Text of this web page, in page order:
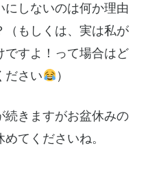
にしないのは何か理由
（もしくは、実は私が
ですよ！って場合はど
ださい
）
続きますがお盆休みの
てくださいね。